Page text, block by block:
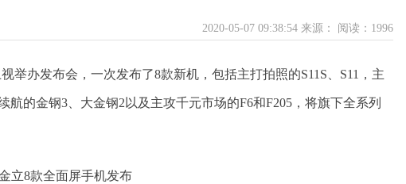
2020-05-07 09:38:54 来源： 阅读：1996
举办发布会，一次发布了8款新机，包括主打拍照的S11S、S11，主
航的金钢3、大金钢2以及主攻千元市场的F6和F205，将旗下全系列